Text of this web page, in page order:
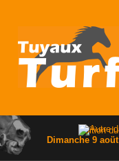
Edition du
Dimanche 9 aoüt